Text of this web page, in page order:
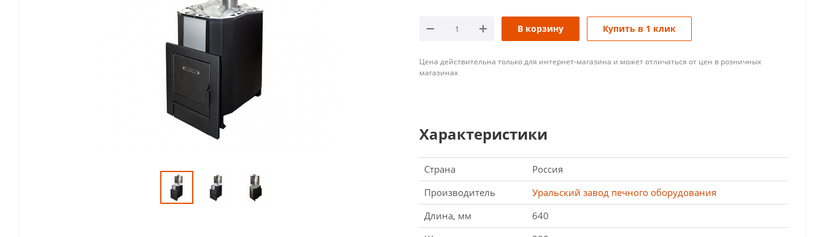
В корзину Купить в 1 клик
Цена действительна только для интернет-магазина и может отличаться от цен в розничных
магазинах
Характеристики
Страна
Россия
Производитель
Уральский завод печного оборудования
Длина, мм
640